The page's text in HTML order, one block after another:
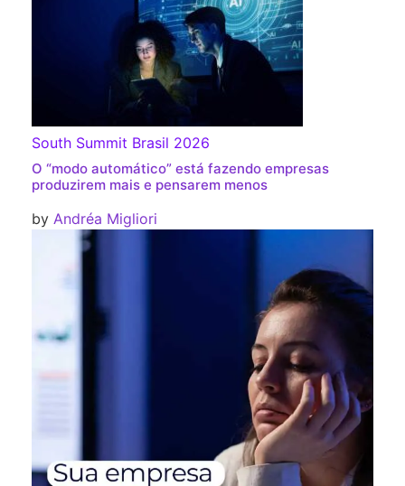
South Summit Brasil 2026
O “modo automático” está fazendo empresas
produzirem mais e pensarem menos
by Andréa Migliori